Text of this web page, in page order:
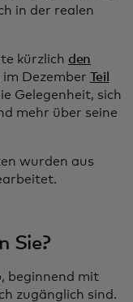
in der realen
kürzlich den
im Dezember Teil
Gelegenheit, sich
mehr über seine
wurden aus
Sie?
beginnend mit
zugänglich sind.